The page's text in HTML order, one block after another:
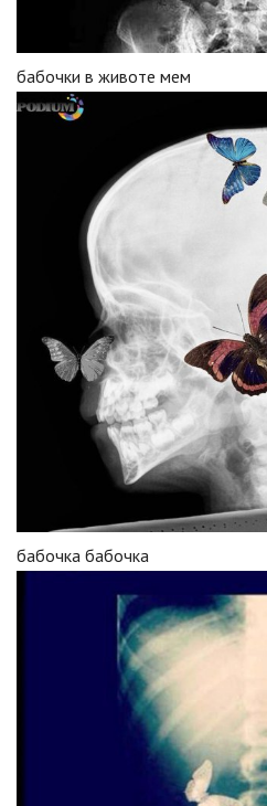
бабочки в животе мем
бабочка бабочка